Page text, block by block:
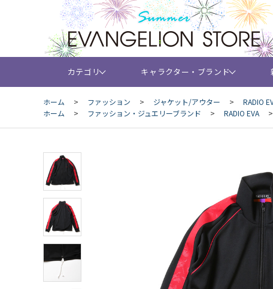
カテゴリ キャラクター・ブランド
ホーム > ファッション > ジャケット/アウター >
RADIO
ホーム
> ファッション・ジュエリーブランド > RADIO EVA >